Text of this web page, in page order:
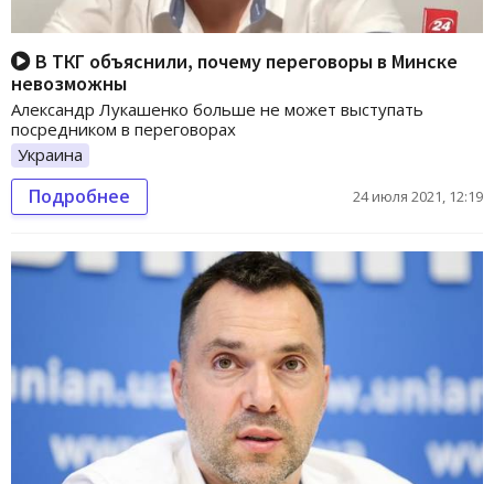
В ТКГ объяснили, почему переговоры в Минске
невозможны
Александр Лукашенко больше не может выступать
посредником в переговорах
Украина
Подробнее 24 июля 2021, 12:19